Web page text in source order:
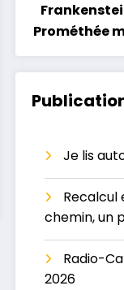
Prométhée
— La
masculin
paradis
Je lis
Recalcul
chemin, un
Radio-
2026